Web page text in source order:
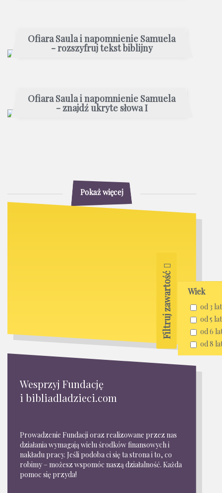
Ofiara Saula i napomnienie Samuela
- rozszyfruj tekst biblijny
Ofiara Saula i napomnienie Samuela
- znajdź ukryte słowa I
Pokaż więcej
Filtruj zawartość Wiek
od 3 lat
od 5 lat
od 6
od 8
Wesprzyj Fundację
i bibliadladzieci.com
Prowadzenie Fundacji oraz realizowane przez nas
działania wymagają wielu środków finansowych i
nakładu pracy. Jeśli podoba ci się ta strona i to, co
robimy – możesz wspomóc naszą działalność. Każda
pomoc się przyda!